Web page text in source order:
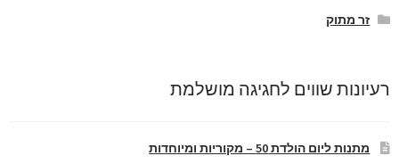
זר מתוק
רעיונות שווים לחגיגה מושלמת
מתנות ליום הולדת 50 – מקוריות ומיוחדות